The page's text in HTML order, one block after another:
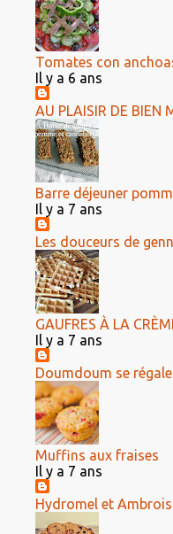
Tomates con
Il y a 6 ans
AU PLAISIR DE BIEN
Barre déjeuner
Il y a 7 ans
Les douceurs de
GAUFRES À LA
Il y a 7 ans
Doumdoum se
Muffins aux fraises
Il y a 7 ans
Hydromel et